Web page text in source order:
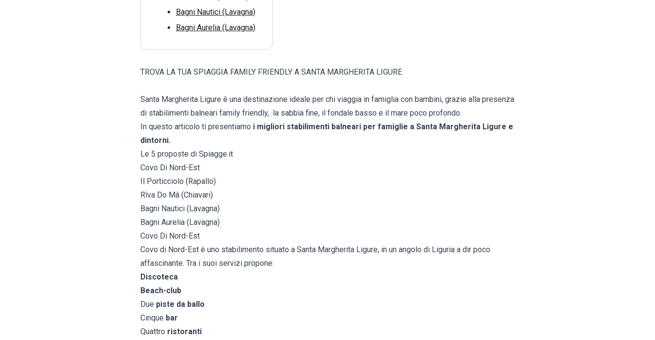
Bagni Nautici (Lavagna)
Bagni Aurelia (Lavagna)
TROVA LA TUA SPIAGGIA FAMILY FRIENDLY A SANTA MARGHERITA LIGURE
Santa Margherita Ligure è una destinazione ideale per chi viaggia in famiglia con bambini, grazie alla presenza
di stabilimenti balneari family friendly, la sabbia fine, il fondale basso e il mare poco profondo.
In questo articolo ti presentiamo i migliori stabilimenti balneari per famiglie a Santa Margherita Ligure e
dintorni.
Le 5 proposte di Spiagge.it
Covo Di Nord-Est
Il Porticciolo (Rapallo)
Rîva Do Mâ (Chiavari)
Bagni Nautici (Lavagna)
Bagni Aurelia (Lavagna)
Covo Di Nord-Est
Covo di Nord-Est è uno stabilimento situato a Santa Margherita Ligure, in un angolo di Liguria a dir poco
affascinante. Tra i suoi servizi propone:
Discoteca
Beach-club
Due piste da ballo
Cinque bar
Quattro ristoranti